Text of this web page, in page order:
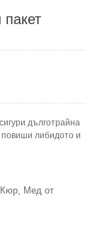
дълготрайна
либидото и
Кюр, Мед от